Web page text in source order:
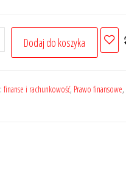
Dodaj do koszyka
finanse i rachunkowość, Prawo finansowe,